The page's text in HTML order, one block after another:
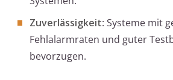
Zuverlässigkeit: Systeme mit
Fehlalarmraten und guter
bevorzugen.